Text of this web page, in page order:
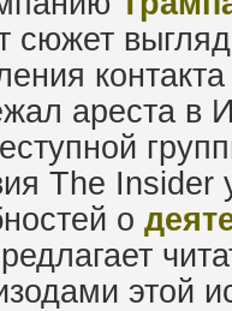
сюжет
ареста в
Thе Insider
о
этой